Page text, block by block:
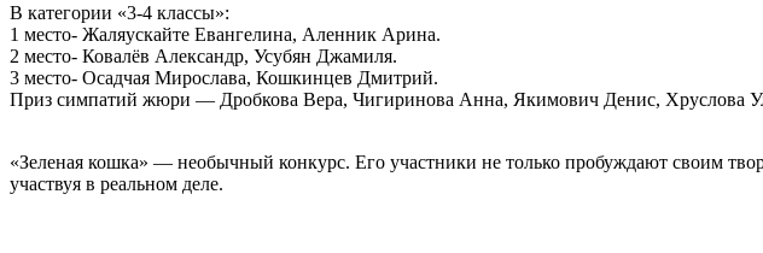
В категории «3-4 классы»:
1 место- Жаляускайте Евангелина, Аленник Арина.
2 место- Ковалёв Александр, Усубян Джамиля.
3 место- Осадчая Мирослава, Кошкинцев Дмитрий.
Приз симпатий жюри — Дробкова Вера, Чигиринова Анна, Якимович Денис, Хруслова
«Зеленая кошка» — необычный конкурс. Его участники не только пробуждают своим
участвуя в реальном деле.